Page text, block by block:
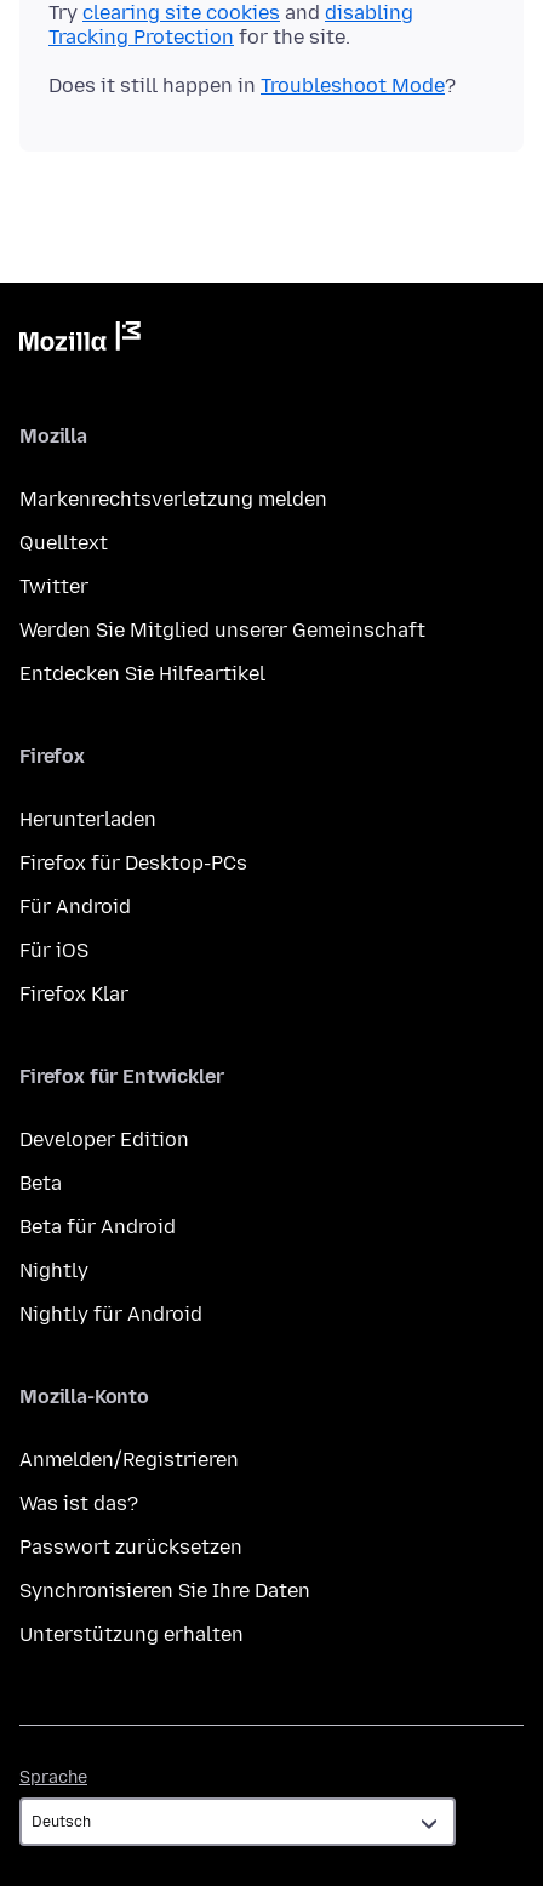
Try clearing site cookies and disabling
Tracking Protection
Does it still happen in Troubleshoot Mode
Mozilla
Markenrechtsverletzung melden
Quelltext
Twitter
Werden Sie Mitglied unserer Gemeinschaft
Entdecken Sie Hilfeartikel
Firefox
Herunterladen
Firefox für Desktop-PCs
Für Android
Für iOS
Firefox Klar
Firefox für Entwickler
Developer Edition
Beta
Beta für Android
Nightly
Nightly für Android
Mozilla-Konto
Anmelden/Registrieren
Was ist das?
Passwort zurücksetzen
Synchronisieren Sie Ihre Daten
Unterstützung erhalten
Sprache